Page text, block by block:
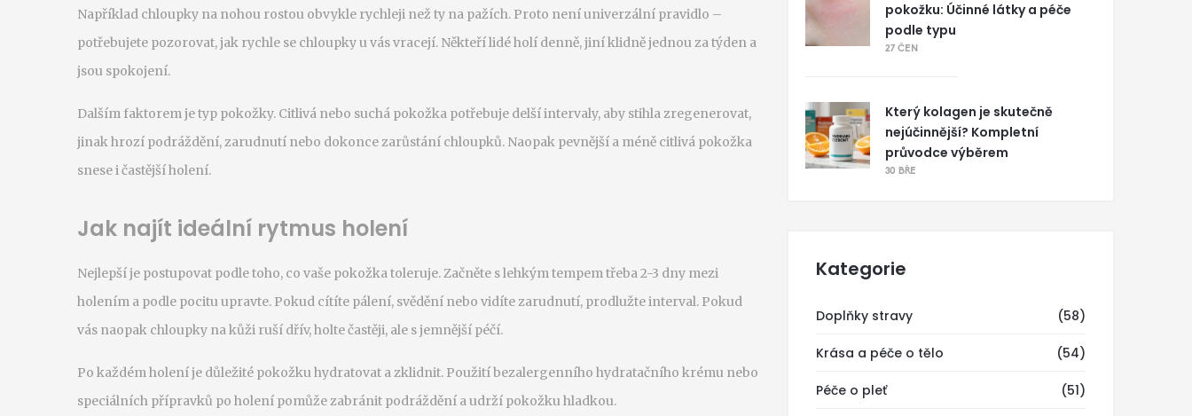
Například chloupky na nohou rostou obvykle rychleji než ty na pažích. Proto není univerzální pravidlo –
potřebujete pozorovat, jak rychle se chloupky u vás vracejí. Někteří lidé holí denně, jiní klidně jednou za týden a
jsou spokojení.
Dalším faktorem je typ pokožky. Citlivá nebo suchá pokožka potřebuje delší intervaly, aby stihla zregenerovat,
jinak hrozí podráždění, zarudnutí nebo dokonce zarůstání chloupků. Naopak pevnější a méně citlivá pokožka
snese i častější holení.
Jak najít ideální rytmus holení
Nejlepší je postupovat podle toho, co vaše pokožka toleruje. Začněte s lehkým tempem třeba 2-3 dny mezi
holením a podle pocitu upravte. Pokud cítíte pálení, svědění nebo vidíte zarudnutí, prodlužte interval. Pokud
vás naopak chloupky na kůži ruší dřív, holte častěji, ale s jemnější péčí.
Po každém holení je důležité pokožku hydratovat a zklidnit. Použití bezalergenního hydratačního krému nebo
speciálních přípravků po holení pomůže zabránit podráždění a udrží pokožku hladkou.
pokožku: Účinné látky a péče
podle typu
27 ČEN
Který kolagen je skutečně
nejúčinnější? Kompletní
průvodce výběrem
30 BŘE
Kategorie
Doplňky stravy (58)
Krása a péče o tělo (54)
Péče o pleť (51)